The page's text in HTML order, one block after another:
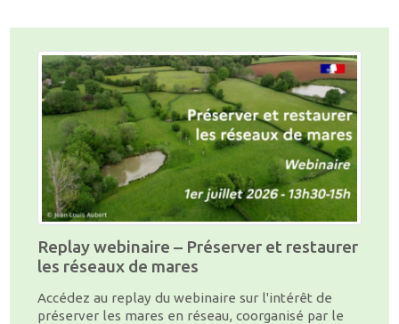
Replay webinaire – Préserver et restaurer
les réseaux de mares
Accédez au replay du webinaire sur l'intérêt de
préserver les mares en réseau, coorganisé par le